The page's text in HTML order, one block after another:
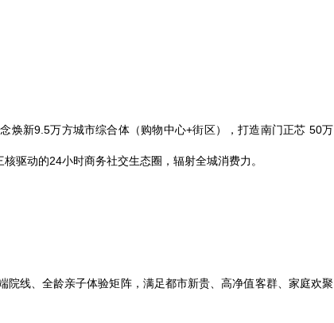
焕新9 .5万方城市综合体（购物中心+街区） ，打造南门正芯 50万
驱动的24小时商务社交生态圈，辐射全城消费力。
院线、全龄亲子体验矩阵，满足都市新贵、高净值客群、家庭欢聚